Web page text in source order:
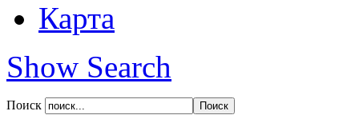
Карта
Show Search
Поиск